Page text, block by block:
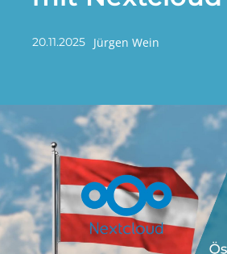
20.11.2025 Jürgen Wein